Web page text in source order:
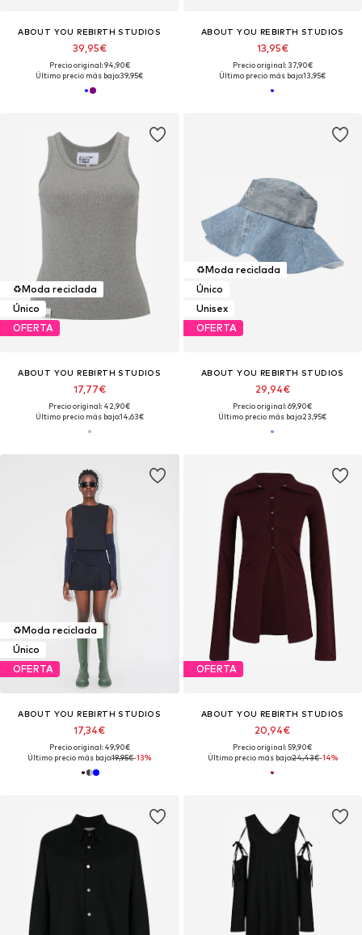
ABOUT YOU REBIRTH STUDIOS
39,95€
Precio original: 94,90€
Último precio más bajo:39,95€
ABOUT YOU REBIRTH STUDIOS
13,95€
Precio original: 37,90€
Último precio más bajo:13,95€
♻️Moda reciclada
Único
OFERTA
ABOUT YOU REBIRTH STUDIOS
17,77€
Precio original: 42,90€
Último precio más bajo:14,63€
♻️Moda reciclada
Único
Unisex
OFERTA
ABOUT YOU REBIRTH STUDIOS
29,94€
Precio original: 69,90€
Último precio más bajo:23,95€
♻️Moda reciclada
Único
OFERTA
ABOUT YOU REBIRTH STUDIOS
17,34€
Precio original: 49,90€
Último precio más bajo:19,95€-13%
OFERTA
ABOUT YOU REBIRTH STUDIOS
20,94€
Precio original: 59,90€
Último precio más bajo:24,43€-14%